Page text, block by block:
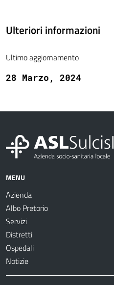
Ulteriori informazioni
Ultimo aggiornamento
28 Marzo, 2024
MENU
Azienda
Albo Pretorio
Servizi
Distretti
Ospedali
Notizie